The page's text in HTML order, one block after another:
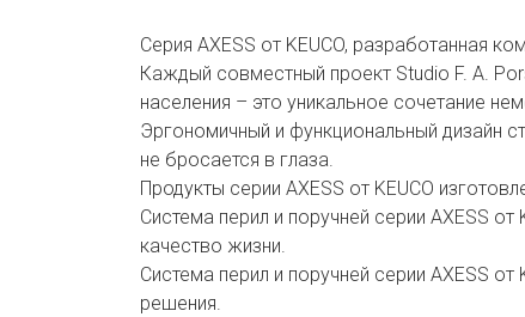
Серия AXESS от KEUCO, разработанная
Каждый совместный проект Studio F. A.
населения – это уникальное сочетание
Эргономичный и функциональный дизайн
не бросается в глаза.
Продукты серии AXESS от KEUCO
Система перил и поручней серии AXESS
качество жизни.
Система перил и поручней серии AXESS
решения.